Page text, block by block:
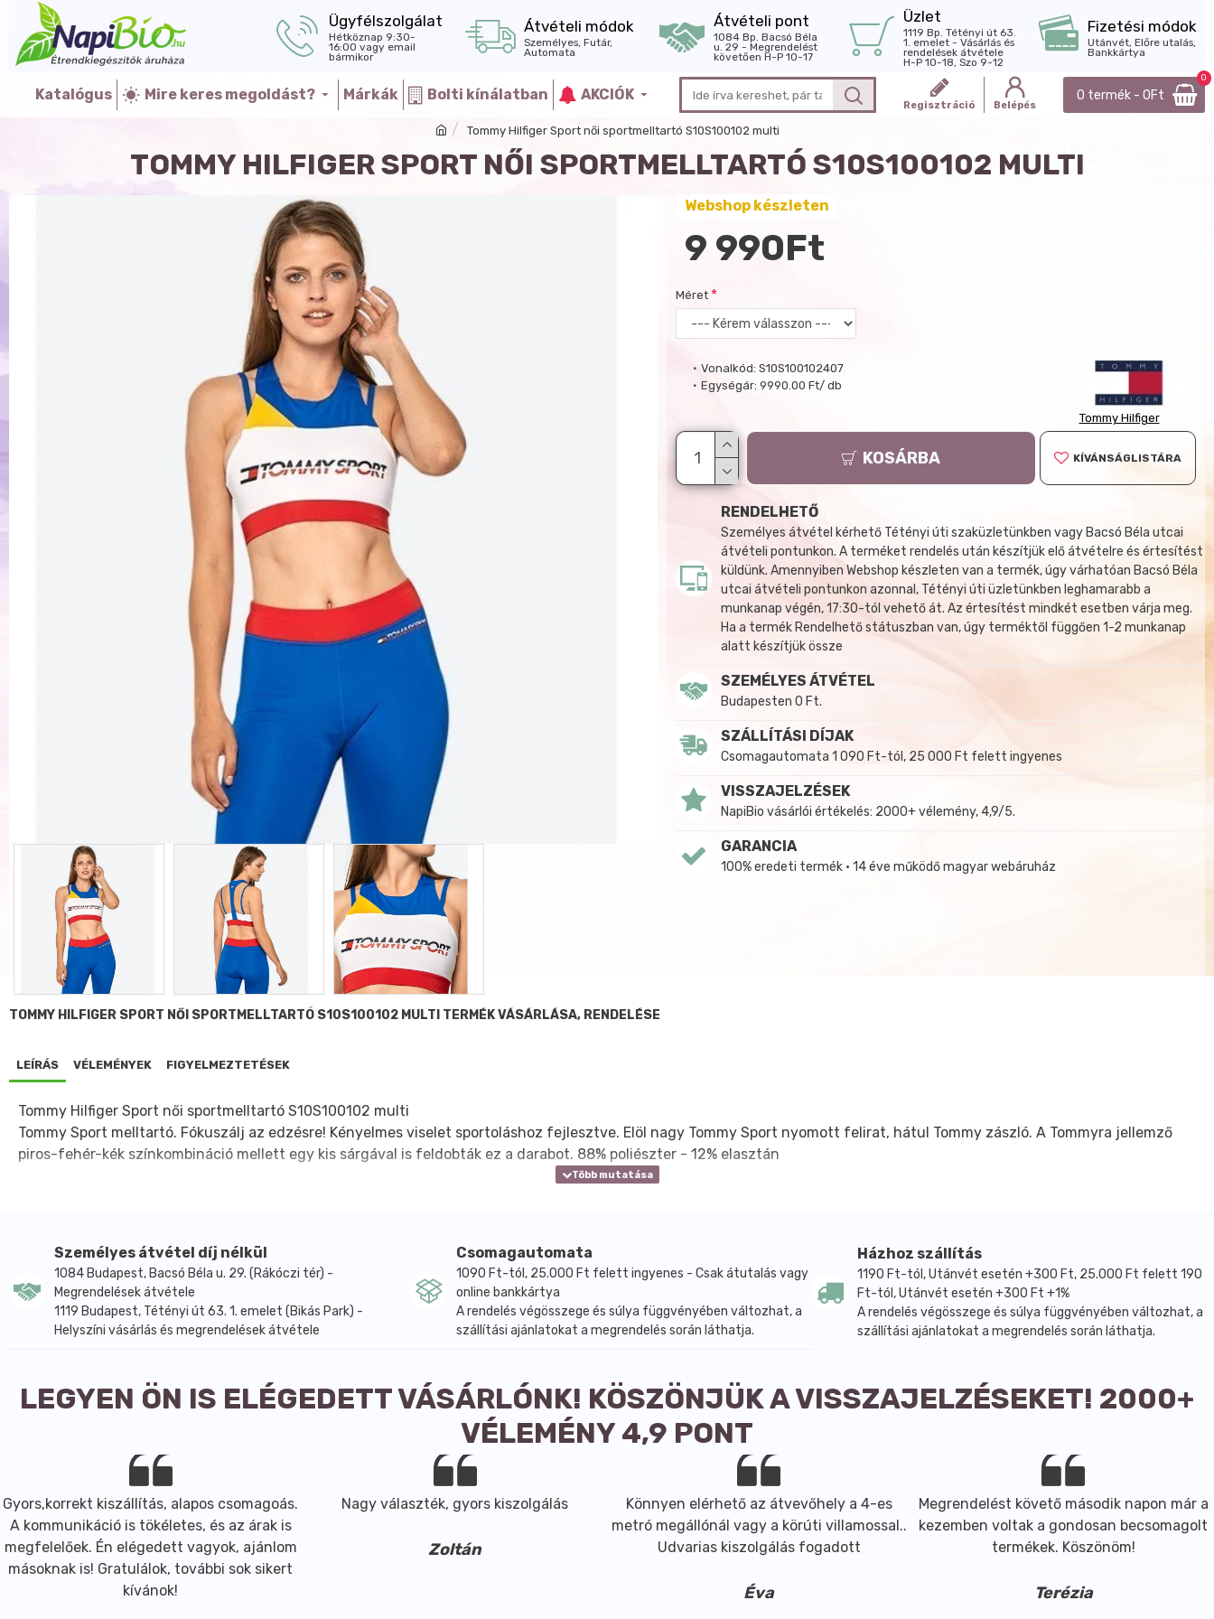
Ügyfélszolgálat
Hétköznap 9:30-
16:00 vagy email
bármikor
Átvételi módok
Személyes, Futár,
Automata
Átvételi pont
1084 Bp. Bacsó Béla
u. 29 - Megrendelést
követően H-P 10-17
Üzlet
1119 Bp. Tétényi út 63.
1. emelet - Vásárlás és
rendelések átvétele
H-P 10-18, Szo 9-12
Fizetési módok
Utánvét, Előre utalás,
Bankkártya
Katalógus Mire keres megoldást? Márkák Bolti kínálatban AKCIÓK
Regisztráció Belépés
0 termék - 0Ft
0
Tommy Hilfiger Sport női sportmelltartó S10S100102 multi
TOMMY HILFIGER SPORT NŐI SPORTMELLTARTÓ S10S100102 MULTI
Vonalkód: S10S100102407
Egységár: 9990.00 Ft/ db
Tommy Hilfiger
Webshop készleten
9 990Ft
Méret
KOSÁRBA KÍVÁNSÁGLISTÁRA
RENDELHETŐ
Személyes átvétel kérhető Tétényi úti szaküzletünkben vagy Bacsó Béla utcai
átvételi pontunkon. A terméket rendelés után készítjük elő átvételre és értesítést
küldünk. Amennyiben Webshop készleten van a termék, úgy várhatóan Bacsó Béla
utcai átvételi pontunkon azonnal, Tétényi úti üzletünkben leghamarabb a
munkanap végén, 17:30-tól vehető át. Az értesítést mindkét esetben várja meg.
Ha a termék Rendelhető státuszban van, úgy terméktől függően 1-2 munkanap
alatt készítjük össze
SZEMÉLYES ÁTVÉTEL
Budapesten 0 Ft.
SZÁLLÍTÁSI DÍJAK
Csomagautomata 1 090 Ft-tól, 25 000 Ft felett ingyenes
VISSZAJELZÉSEK
NapiBio vásárlói értékelés: 2000+ vélemény, 4,9/5.
GARANCIA
100% eredeti termék • 14 éve működő magyar webáruház
TOMMY HILFIGER SPORT NŐI SPORTMELLTARTÓ S10S100102 MULTI TERMÉK VÁSÁRLÁSA, RENDELÉSE
LEÍRÁS VÉLEMÉNYEK FIGYELMEZTETÉSEK
Tommy Hilfiger Sport női sportmelltartó S10S100102 multi
Tommy Sport melltartó. Fókuszálj az edzésre! Kényelmes viselet sportoláshoz fejlesztve. Elöl nagy Tommy Sport nyomott felirat, hátul Tommy zászló. A Tommyra jellemző
piros-fehér-kék színkombináció mellett egy kis sárgával is feldobták ez a darabot. 88% poliészter - 12% elasztán
Személyes átvétel díj nélkül
1084 Budapest, Bacsó Béla u. 29. (Rákóczi tér) -
Megrendelések átvétele
1119 Budapest, Tétényi út 63. 1. emelet (Bikás Park) -
Helyszíni vásárlás és megrendelések átvétele
Csomagautomata
1090 Ft-tól, 25.000 Ft felett ingyenes - Csak átutalás vagy
online bankkártya
A rendelés végösszege és súlya függvényében változhat, a
szállítási ajánlatokat a megrendelés során láthatja.
Házhoz szállítás
1190 Ft-tól, Utánvét esetén +300 Ft, 25.000 Ft felett 190
Ft-tól, Utánvét esetén +300 Ft +1%
A rendelés végösszege és súlya függvényében változhat, a
szállítási ajánlatokat a megrendelés során láthatja.
LEGYEN ÖN IS ELÉGEDETT VÁSÁRLÓNK! KÖSZÖNJÜK A VISSZAJELZÉSEKET! 2000+
VÉLEMÉNY 4,9 PONT
Gyors,korrekt kiszállítás, alapos csomagoás.
A kommunikáció is tökéletes, és az árak is
megfelelőek. Én elégedett vagyok, ajánlom
másoknak is! Gratulálok, további sok sikert
kívánok!
Nagy választék, gyors kiszolgálás
Zoltán
Könnyen elérhető az átvevőhely a 4-es
metró megállónál vagy a körúti villamossal..
Udvarias kiszolgálás fogadott
Éva
Megrendelést követő második napon már a
kezemben voltak a gondosan becsomagolt
termékek. Köszönöm!
Terézia